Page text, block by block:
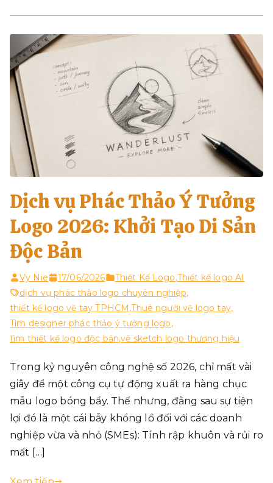
Dịch vụ Phác Thảo Ý Tưởng
Logo 2026: Khởi Tạo Di Sản
Độc Bản
Vy Nie 17/06/2026 Thiết Kế Logo,Thiết kế logo AI
dịch vụ phác thảo logo chuyên nghiệp,
thiết kế logo vẽ tay TPHCM,Thuê người vẽ logo tay,
Tìm designer phác thảo ý tưởng logo,
tìm thiết kế logo độc bản,vẽ sketch logo thương hiệu
Trong kỷ nguyên công nghệ số 2026, chỉ mất vài
giây để một công cụ tự động xuất ra hàng chục
mẫu logo bóng bẩy. Thế nhưng, đằng sau sự tiện
lợi đó là một cái bẫy khổng lồ đối với các doanh
nghiệp vừa và nhỏ (SMEs): Tính rập khuôn và rủi ro
mất […]